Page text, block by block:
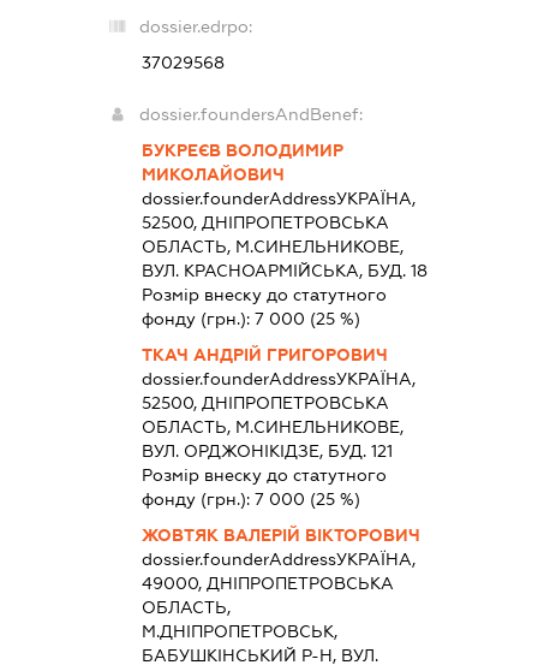
dossier.edrpo:
37029568
dossier.foundersAndBenef:
БУКРЕЄВ ВОЛОДИМИР
МИКОЛАЙОВИЧ
dossier.founderAddressУКРАЇНА,
52500, ДНIПРОПЕТРОВСЬКА
ОБЛАСТЬ, М.СИНЕЛЬНИКОВЕ,
ВУЛ. КРАСНОАРМІЙСЬКА, БУД. 18
Розмір внеску до статутного
фонду (грн.):7 000 (25 %)
ТКАЧ АНДРІЙ ГРИГОРОВИЧ
dossier.founderAddressУКРАЇНА,
52500, ДНIПРОПЕТРОВСЬКА
ОБЛАСТЬ, М.СИНЕЛЬНИКОВЕ,
ВУЛ. ОРДЖОНІКІДЗЕ, БУД. 121
Розмір внеску до статутного
фонду (грн.):7 000 (25 %)
ЖОВТЯК ВАЛЕРІЙ ВІКТОРОВИЧ
dossier.founderAddressУКРАЇНА,
49000, ДНIПРОПЕТРОВСЬКА
ОБЛАСТЬ,
М.ДНІПРОПЕТРОВСЬК,
БАБУШКІНСЬКИЙ Р-Н, ВУЛ.